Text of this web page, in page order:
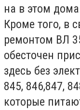
на в этом
Кроме того, в
ремонтом ВЛ
обесточен
здесь без
845, 846,847,
которые